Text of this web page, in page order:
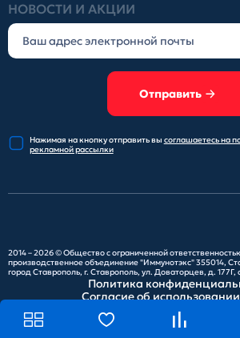
НОВОСТИ И АКЦИИ
Отправить
Нажимая на кнопку отправитьвы соглашаетесь на
рекламной рассылки
2014 – 2026 ©Общество с ограниченной
производственное объединение "Иммунотэкс"355014,
город Ставрополь, г. Ставрополь, ул. Доваторцев, д. 177Г,
Политика
Согласие об
Карта сайта